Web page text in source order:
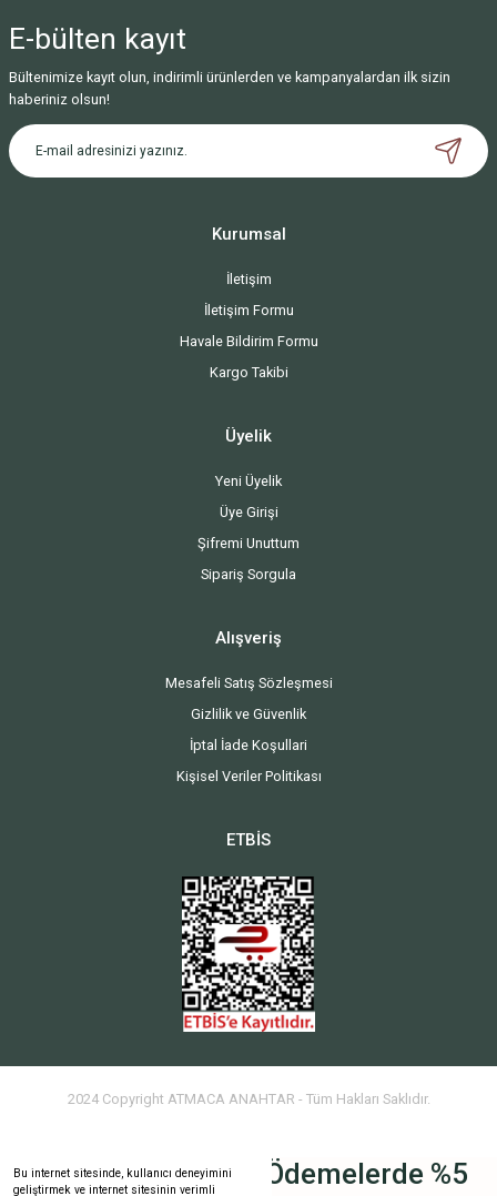
Bu internet sitesinde, kullanıcı deneyimini
geliştirmek ve internet sitesinin verimli
E-bülten kayıt
Bültenimize kayıt olun, indirimli ürünlerden ve kampanyalardan ilk sizin
haberiniz olsun!
Kurumsal
İletişim
İletişim Formu
Havale Bildirim Formu
Kargo Takibi
Üyelik
Yeni Üyelik
Üye Girişi
Şifremi Unuttum
Sipariş Sorgula
Alışveriş
Mesafeli Satış Sözleşmesi
Gizlilik ve Güvenlik
İptal İade Koşullari
Kişisel Veriler Politikası
ETBİS
2024 Copyright ATMACA ANAHTAR - Tüm Hakları Saklıdır.
Havale İle Yapılan Ödemelerde %5